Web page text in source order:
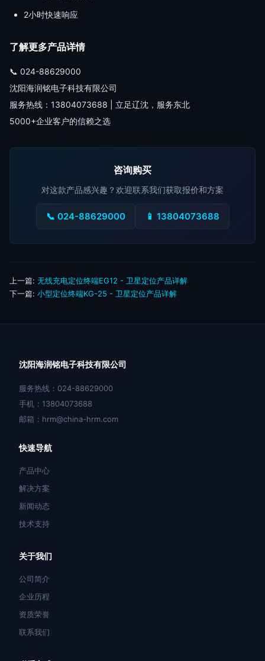
2小时快速响应
了解更多产品详情
📞 024-88629000
沈阳海润铭电子科技有限公司
服务热线：13804073688 | 立足辽沈，服务东北
5000+企业客户的信赖之选
咨询购买
对这款产品感兴趣？欢迎联系我们获取报价和方案
📞 024-88629000 📱 13804073688
上一篇: 无线充电定位终端EG12 - 卫星定位产品详解
下一篇: 小型定位终端KG-25 - 卫星定位产品详解
沈阳海润铭电子科技有限公司
服务热线：024-88629000
手机：13804073688
邮箱：hrm@china-hrm.com
快速导航
产品中心
解决方案
新闻动态
技术支持
关于我们
公司简介
企业历程
资质荣誉
联系我们